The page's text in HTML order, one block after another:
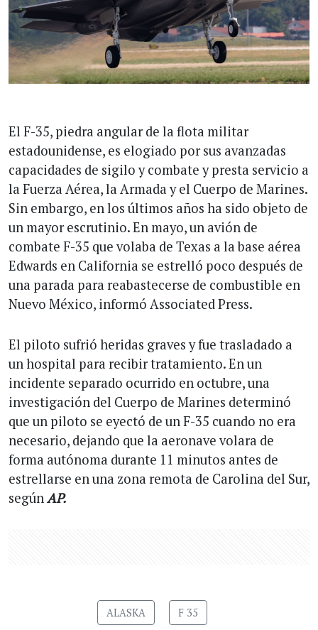
El F-35, piedra angular de la flota militar
estadounidense, es elogiado por sus avanzadas
capacidades de sigilo y combate y presta servicio a
la Fuerza Aérea, la Armada y el Cuerpo de Marines.
Sin embargo, en los últimos años ha sido objeto de
un mayor escrutinio. En mayo, un avión de
combate F-35 que volaba de Texas a la base aérea
Edwards en California se estrelló poco después de
una parada para reabastecerse de combustible en
Nuevo México, informó Associated Press.
El piloto sufrió heridas graves y fue trasladado a
un hospital para recibir tratamiento. En un
incidente separado ocurrido en octubre, una
investigación del Cuerpo de Marines determinó
que un piloto se eyectó de un F-35 cuando no era
necesario, dejando que la aeronave volara de
forma autónoma durante 11 minutos antes de
estrellarse en una zona remota de Carolina del Sur,
segúnAP.
ALASKA F 35